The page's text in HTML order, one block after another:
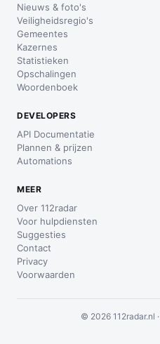
Nieuws & foto's
Veiligheidsregio's
Gemeentes
Kazernes
Statistieken
Opschalingen
Woordenboek
DEVELOPERS
API Documentatie
Plannen & prijzen
Automations
MEER
Over 112radar
Voor hulpdiensten
Suggesties
Contact
Privacy
Voorwaarden
© 2026 112radar.nl ·